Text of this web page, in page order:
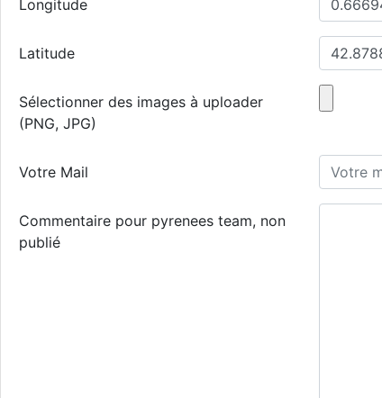
Longitude
Latitude
Sélectionner des images à uploader
(PNG, JPG)
Votre Mail
Commentaire pour pyrenees team, non
publié